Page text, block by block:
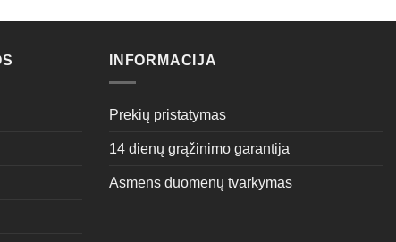
INFORMACIJA
Prekių pristatymas
14 dienų grąžinimo garantija
Asmens duomenų tvarkymas